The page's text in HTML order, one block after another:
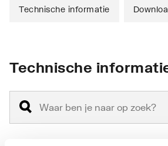
Technische informatie
Technische